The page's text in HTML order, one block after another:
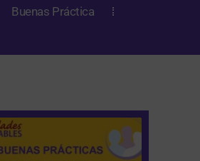
Buenas Práctica
PáginaPágina